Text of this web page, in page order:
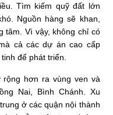
Tìm kiếm quỹ đất lớn
Nguồn hàng sẽ khan,
tâm. Vì vậy, không chỉ có
cả các dự án cao cấp
để phát triển.
rộng hơn ra vùng ven và
Nai, Bình Chánh. Xu
ở các quận nội thành